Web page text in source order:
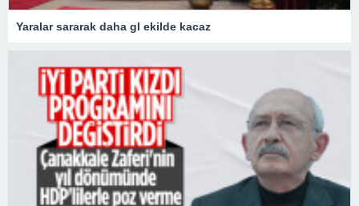
Yaralar sararak daha gl ekilde kacaz